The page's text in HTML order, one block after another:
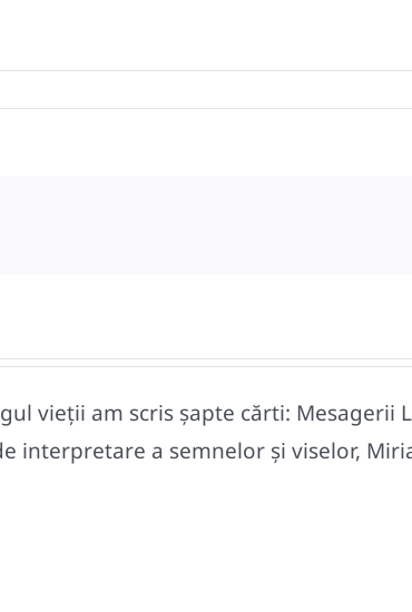
vieții am scris șapte cărti: Mesagerii
interpretare a semnelor și viselor,